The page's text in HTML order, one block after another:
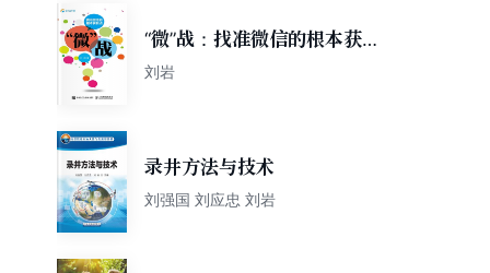
“微”战：找准微信的根本获利
点
刘岩
录井方法与技术
刘强国 刘应忠 刘岩